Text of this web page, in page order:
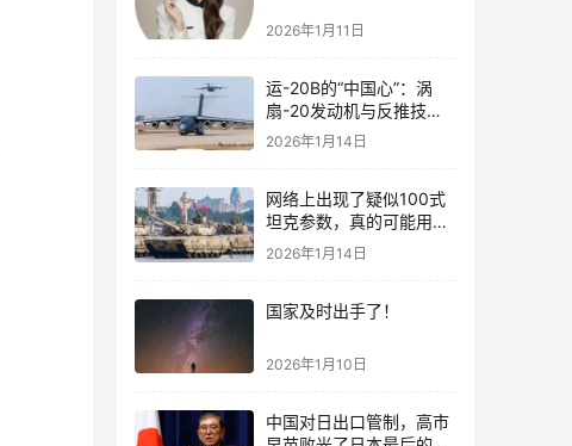
2026年1月11日
运-20B的“中国心”：涡
扇-20发动机与反推技术
大突破！
2026年1月14日
网络上出现了疑似100式
坦克参数，真的可能用了
钛合金装甲！
2026年1月14日
国家及时出手了！
2026年1月10日
中国对日出口管制，高市